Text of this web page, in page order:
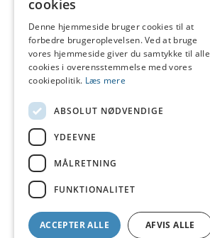
cookies
Denne hjemmeside bruger cookies til at
forbedre brugeroplevelsen. Ved at bruge
vores hjemmeside giver du samtykke til alle
cookies i overensstemmelse med vores
cookiepolitik. Læs mere
ABSOLUT NØDVENDIGE
YDEEVNE
MÅLRETNING
FUNKTIONALITET
ACCEPTER ALLE AFVIS ALLE